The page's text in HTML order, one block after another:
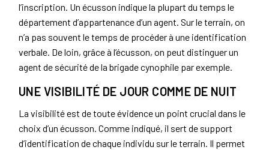
l’inscription. Un écusson indique la plupart du temps le
département d’appartenance d’un agent. Sur le terrain, on
n’a pas souvent le temps de procéder à une identification
verbale. De loin, grâce à l’écusson, on peut distinguer un
agent de sécurité de la brigade cynophile par exemple.
UNE VISIBILITÉ DE JOUR COMME DE NUIT
La visibilité est de toute évidence un point crucial dans le
choix d’un écusson. Comme indiqué, il sert de support
d’identification de chaque individu sur le terrain. Il permet